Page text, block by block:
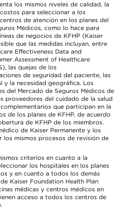
los mismos niveles de calidad, la
para seleccionar a los
de atención en los planes del
Médicos, como lo hace para
de negocios de KFHP (Kaiser
que las medidas incluyan, entre
Effectiveness Data and
Assessment of Healthcare
las quejas de los
de seguridad del paciente, las
y la necesidad geográfica. Los
del Mercado de Seguros Médicos de
proveedores del cuidado de la salud
que participan en la
de los planes de KFHP, de acuerdo
de KFHP de los miembros.
de Kaiser Permanente y los
los mismos procesos de revisión de
criterios en cuanto a la
los hospitales en los planes
y en cuanto a todos los demás
Kaiser Foundation Health Plan
médicas y centros médicos en
acceso a todos los centros de